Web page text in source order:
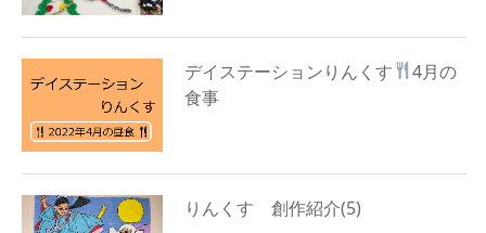
デイステーションりんくす
4月の
食事
りんくす 創作紹介(5)